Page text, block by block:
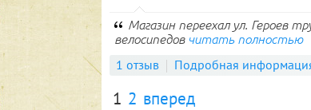
Магазин переехал ул. Героев
велосипедов читать полностью
1 отзыв Подробная
1 2 вперед